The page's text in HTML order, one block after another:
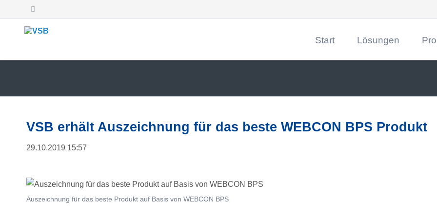
Start Lösungen
VSB erhält Auszeichnung für das beste WEBCON BPS Produkt
29.10.2019 15:57
Auszeichnung für das beste Produkt auf Basis von WEBCON BPS